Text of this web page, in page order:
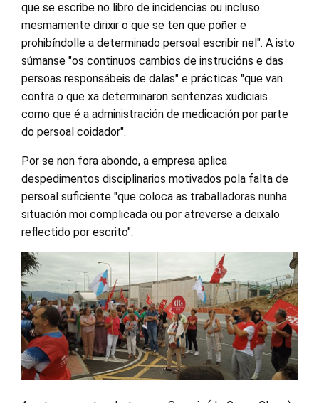
que se escribe no libro de incidencias ou incluso
mesmamente dirixir o que se ten que poñer e
prohibíndolle a determinado persoal escribir nel". A isto
súmanse "os continuos cambios de instrucións e das
persoas responsábeis de dalas" e prácticas "que van
contra o que xa determinaron sentenzas xudiciais
como que é a administración de medicación por parte
do persoal coidador".
Por se non fora abondo, a empresa aplica
despedimentos disciplinarios motivados pola falta de
persoal suficiente "que coloca as traballadoras nunha
situación moi complicada ou por atreverse a deixalo
reflectido por escrito".